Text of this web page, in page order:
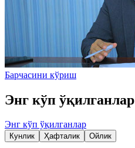
Барчасини кўриш
Энг кўп ўқилганлар
Энг кўп ўқилганлар
Кунлик Ҳафталик Ойлик